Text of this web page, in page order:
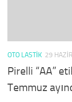
OTO LASTIK 29
Pirelli “AA”
Temmuz